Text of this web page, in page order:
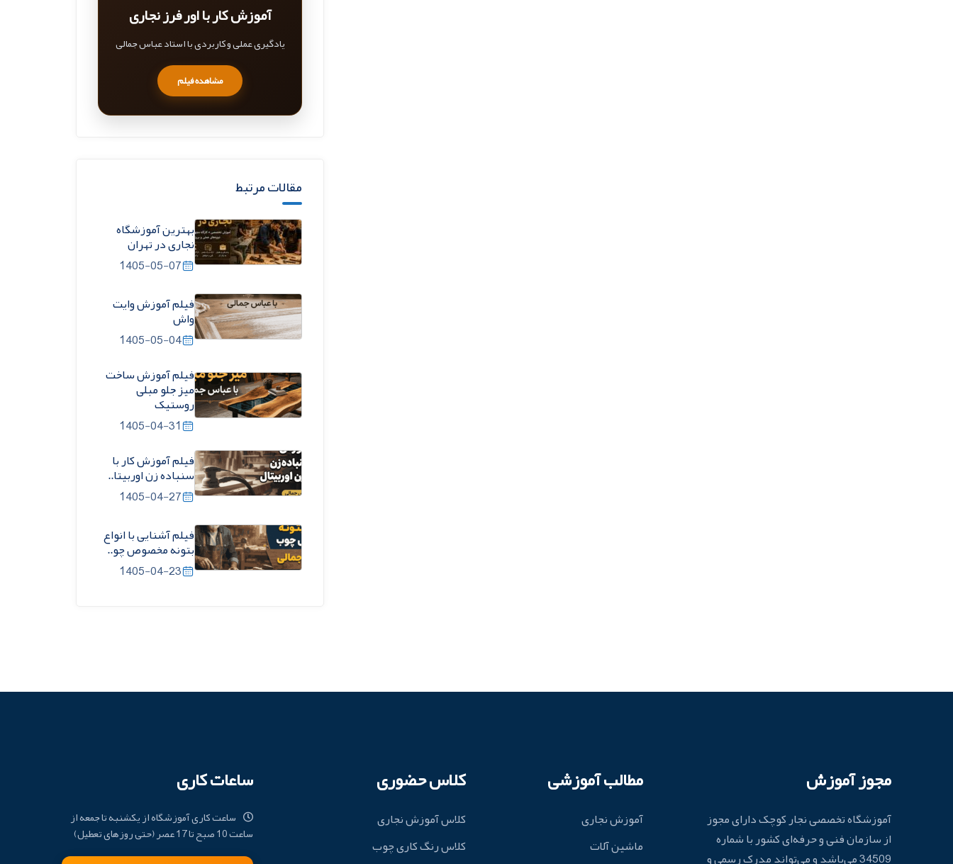
آموزش کار با اور فرز نجاری
یادگیری عملی و کاربردی با استاد عباس جمالی
مشاهده فیلم
مقالات مرتبط
بهترین آموزشگاه
نجاری در تهران
1405-05-07
فیلم آموزش وایت
واش
1405-05-04
فیلم آموزش ساخت
میز جلو مبلی
روستیک
1405-04-31
فیلم آموزش کار با
سنباده زن اوربیتا..
1405-04-27
فیلم آشنایی با انواع
بتونه مخصوص چو..
1405-04-23
مجوز آموزش
آموزشگاه تخصصی نجار کوچک دارای مجوز
از سازمان فنی و حرفه‌ای کشور با شماره
34509 می‌باشد و می‌تواند مدرک رسمی و
مطالب آموزشی
آموزش نجاری
ماشین آلات
کلاس حضوری
کلاس آموزش نجاری
کلاس رنگ کاری چوب
ساعات کاری
ساعت کاری آموزشگاه از یکشنبه تا جمعه از
ساعت 10 صبح تا 17 عصر (حتی روزهای تعطیل)